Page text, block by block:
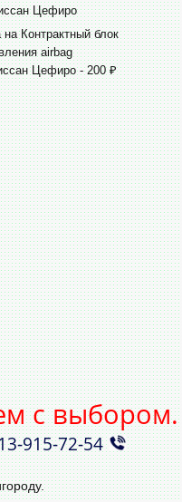
Цефиро
Контрактный блок
airbag
Цефиро - 200 ₽
с выбором.